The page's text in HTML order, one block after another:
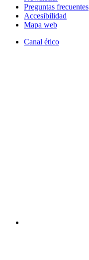
Preguntas frecuentes
Accesibilidad
Mapa web
Canal ético